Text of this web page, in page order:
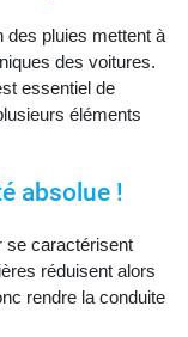
des pluies mettent à
des voitures.
essentiel de
éléments
absolue !
se caractérisent
réduisent alors
rendre la conduite